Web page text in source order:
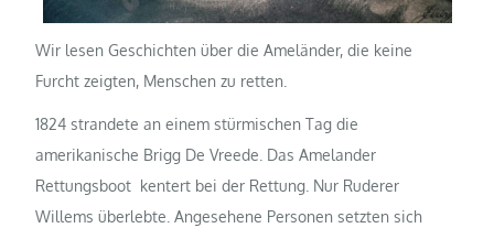
Wir lesen Geschichten über die Ameländer, die keine
Furcht zeigten, Menschen zu retten.
1824 strandete an einem stürmischen Tag die
amerikanische Brigg De Vreede. Das Amelander
Rettungsboot kentert bei der Rettung. Nur Ruderer
Willems überlebte. Angesehene Personen setzten sich